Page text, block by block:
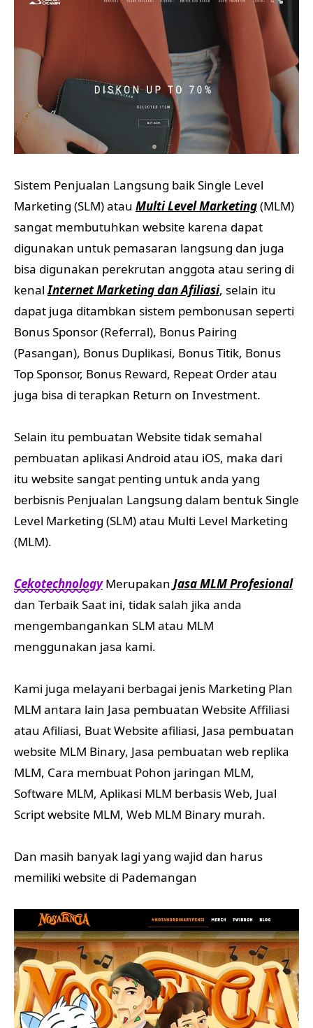
Sistem Penjualan Langsung baik Single Level
Marketing (SLM) atau Multi Level Marketing(MLM)
sangat membutuhkan website karena dapat
digunakan untuk pemasaran langsung dan juga
bisa digunakan perekrutan anggota atau sering di
kenalInternet Marketing dan Afiliasi, selain itu
dapat juga ditambkan sistem pembonusan seperti
Bonus Sponsor (Referral), Bonus Pairing
(Pasangan), Bonus Duplikasi, Bonus Titik, Bonus
Top Sponsor, Bonus Reward, Repeat Order atau
juga bisa di terapkan Return on Investment.
Selain itu pembuatan Website tidak semahal
pembuatan aplikasi Android atau iOS, maka dari
itu website sangat penting untuk anda yang
berbisnis Penjualan Langsung dalam bentuk Single
Level Marketing (SLM) atau Multi Level Marketing
(MLM).
CekotechnologyMerupakan Jasa MLM Profesional
dan Terbaik Saat ini, tidak salah jika anda
mengembangankan SLM atau MLM
menggunakan jasa kami.
Kami juga melayani berbagai jenis Marketing Plan
MLM antara lain Jasa pembuatan Website Affiliasi
atau Afiliasi, Buat Website afiliasi, Jasa pembuatan
website MLM Binary, Jasa pembuatan web replika
MLM, Cara membuat Pohon jaringan MLM,
Software MLM, Aplikasi MLM berbasis Web, Jual
Script website MLM, Web MLM Binary murah.
Dan masih banyak lagi yang wajid dan harus
memiliki website di Pademangan